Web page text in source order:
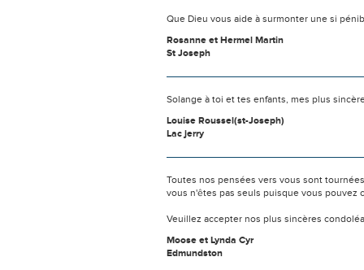
Que Dieu vous aide à surmonter une si
Rosanne et Hermel Martin
St Joseph
Solange à toi et tes enfants, mes plus
Louise Roussel(st-Joseph)
Lac jerry
Toutes nos pensées vers vous sont
vous n'êtes pas seuls puisque vous pouvez
Veuillez accepter nos plus sincères
Moose et Lynda Cyr
Edmundston